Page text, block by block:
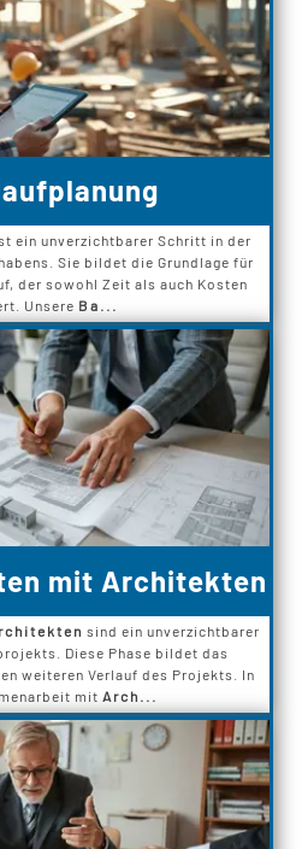
ein unverzichtbarer Schritt in der
Sie bildet die Grundlage für
der sowohl Zeit als auch Kosten
Unsere Ba...
mit Architekten
sind ein unverzichtbarer
Diese Phase bildet das
weiteren Verlauf des Projekts. In
mitArch...